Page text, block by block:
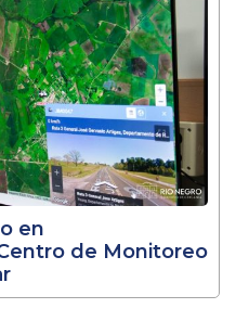
en
de Monitoreo